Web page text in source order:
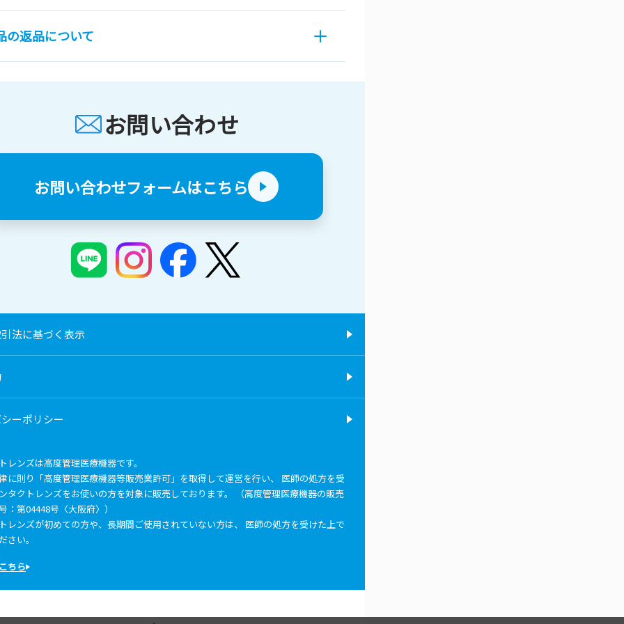
の返品について
お問い合わせ
お問い合わせフォームはこちら
法に基づく表示
ーポリシー
レンズは高度管理医療機器です。
に則り「高度管理医療機器等販売業許可」を取得して運営を行い、 医師の処方を受
タクトレンズをお使いの方を対象に販売しております。 （高度管理医療機器の販売
：第04448号〈大阪府〉）
レンズが初めての方や、長期間ご使用されていない方は、 医師の処方を受けた上で
さい。
ちら